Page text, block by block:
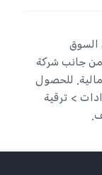
السوق
من جانب شركة
للحصول
> ترقية